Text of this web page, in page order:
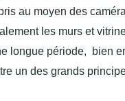
au moyen des
les murs et
longue période, bien
un des grands